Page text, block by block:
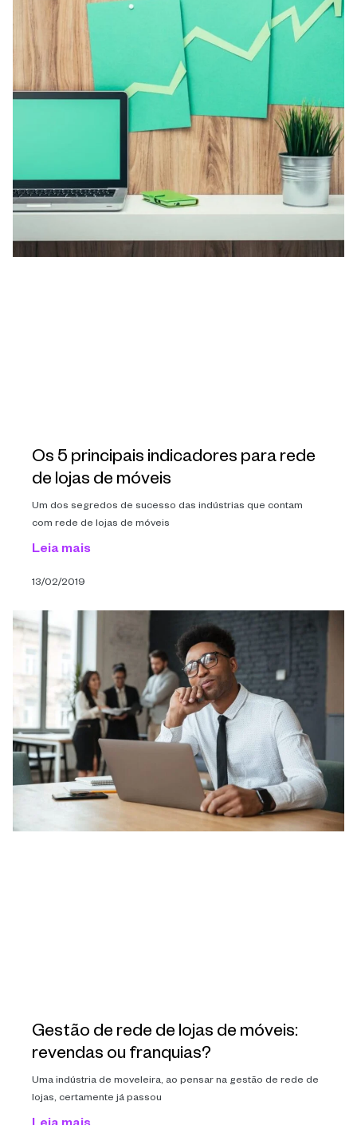
Os 5 principais indicadores para rede
de lojas de móveis
Um dos segredos de sucesso das indústrias que contam
com rede de lojas de móveis
Leia mais
13/02/2019
Gestão de rede de lojas de móveis:
revendas ou franquias?
Uma indústria de moveleira, ao pensar na gestão de rede de
lojas, certamente já passou